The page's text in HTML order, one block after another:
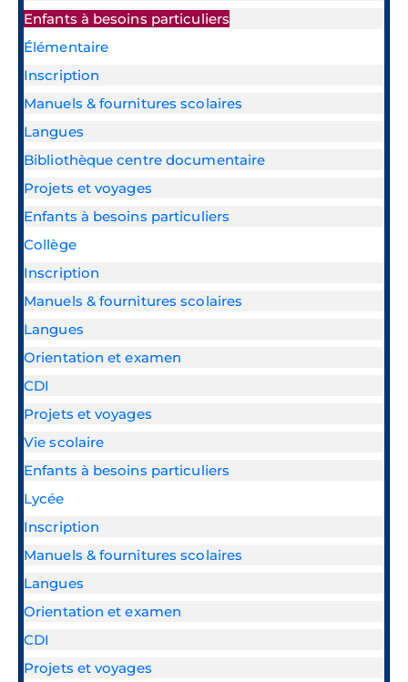
Enfants à besoins particuliers
Élémentaire
Inscription
Manuels & fournitures scolaires
Langues
Bibliothèque centre documentaire
Projets et voyages
Enfants à besoins particuliers
Collège
Inscription
Manuels & fournitures scolaires
Langues
Orientation et examen
CDI
Projets et voyages
Vie scolaire
Enfants à besoins particuliers
Lycée
Inscription
Manuels & fournitures scolaires
Langues
Orientation et examen
CDI
Projets et voyages